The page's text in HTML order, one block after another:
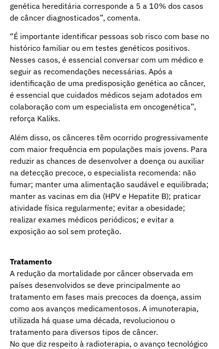
genética hereditária corresponde a 5 a 10% dos casos
de câncer diagnosticados”, comenta.
“É importante identificar pessoas sob risco com base no
histórico familiar ou em testes genéticos positivos.
Nesses casos, é essencial conversar com um médico e
seguir as recomendações necessárias. Após a
identificação de uma predisposição genética ao câncer,
é essencial que cuidados médicos sejam adotados em
colaboração com um especialista em oncogenética”,
reforça Kaliks.
Além disso, os cânceres têm ocorrido progressivamente
com maior frequência em populações mais jovens. Para
reduzir as chances de desenvolver a doença ou auxiliar
na detecção precoce, o especialista recomenda: não
fumar; manter uma alimentação saudável e equilibrada;
manter as vacinas em dia (HPV e Hepatite B); praticar
atividade física regularmente; evitar a obesidade;
realizar exames médicos periódicos; e evitar a
exposição ao sol sem proteção.
Tratamento
A redução da mortalidade por câncer observada em
países desenvolvidos se deve principalmente ao
tratamento em fases mais precoces da doença, assim
como aos avanços medicamentosos. A imunoterapia,
utilizada há quase uma década, revolucionou o
tratamento para diversos tipos de câncer.
No que diz respeito à radioterapia, o avanço tecnológico